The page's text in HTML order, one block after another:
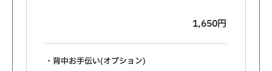
1,650円
・背中お手伝い(オプション)